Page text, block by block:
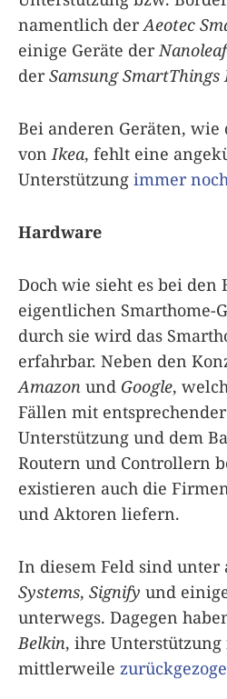
namentlich derAeotec
einige Geräte der Nanoleaf
derSamsung SmartThings
Bei anderen Geräten, wie
von Ikea, fehlt eine
Unterstützung immer noch
Hardware
Doch wie sieht es bei den
eigentlichen Smarthome-
durch sie wird das
erfahrbar. Neben den
Amazon und Google,
Fällen mit
Unterstützung und dem
Routern und Controllern
existieren auch die
und Aktoren liefern.
In diesem Feld sind unter
Systems, Signify und
unterwegs. Dagegen
Belkin, ihre
mittlerweile